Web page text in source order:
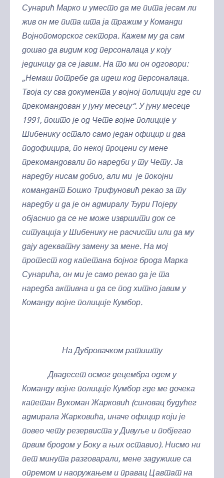
Сунарић Марко и уместо да ме пита јесам ли
жив он ме пита шта ја тражим у Команди
Војнопоморског сектора. Кажем му да сам
дошао да видим код персоналаца у коју
јединицу да се јавим. На то ми он одговори:
„Немаш потребе да идеш код персоналаца.
Твоја су сва документа у војној полицији где си
прекомандован у јуну месецу“. У јуну месеце
1991, пошто је од Чете војне полиције у
Шибенику остало само један официр и два
подофицира, по некој процени су мене
прекомандовали по наредби у ту Чету. Ја
наредбу нисам добио, али ми је покојни
командант Бошко Трифуновић рекао за ту
наредбу и да је он адмиралу Ђури Појеру
објаснио да се не може извршити док се
ситуација у Шибенику не расчисти или да му
дају адекватну замену за мене. На мој
протест код капетана бојног брода Марка
Сунарића, он ми је само рекао да је та
наредба активна и да се под хитно јавим у
Команду војне полиције Кумбор.
На Дубровачком ратишту
Двадесет осмог децембра одем у
Команду војне полиције Кумбор где ме дочека
капетан Вукоман Жарковић (синовац будућег
адмирала Жарковића, иначе официр који је
повео чету резервиста у Дивуље и побјегао
првим бродом у Боку а њих оставио). Нисмо ни
пет минута разговарали, мене задужише са
опремом и наоружањем и правац Цавтат на